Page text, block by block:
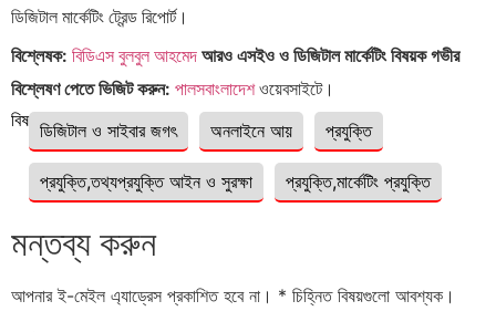
ডিজিটাল মার্কেটিং ট্রেন্ড রিপোর্ট।
বিশ্লেষক: বিডিএস বুলবুল আহমেদ আরও এসইও ও ডিজিটাল মার্কেটিং বিষয়ক গভীর
বিশ্লেষণ পেতে ভিজিট করুন: পালসবাংলাদেশওয়েবসাইটে।
বিষয়ঃডিজিটাল ও সাইবার জগৎ অনলাইনে আয় প্রযুক্তি
প্রযুক্তি,তথ্যপ্রযুক্তি আইন ও সুরক্ষা প্রযুক্তি,মার্কেটিং প্রযুক্তি
মন্তব্য করুন
আপনার ই-মেইল এ্যাড্রেস প্রকাশিত হবে না। * চিহ্নিত বিষয়গুলো আবশ্যক।